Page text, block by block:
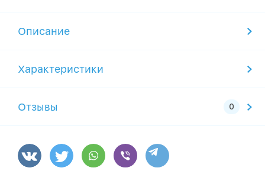
Описание
Характеристики
Отзывы